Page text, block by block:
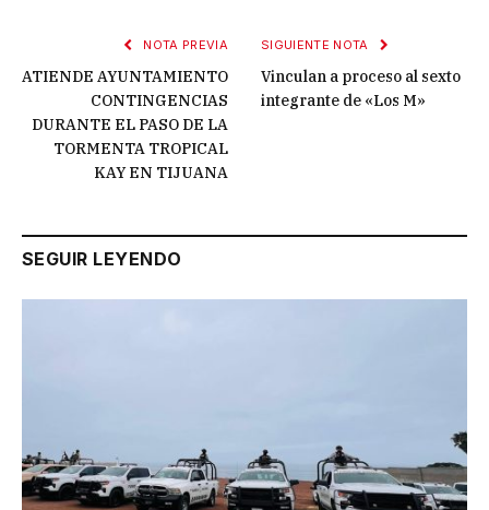
NOTA PREVIA
ATIENDE AYUNTAMIENTO
CONTINGENCIAS
DURANTE EL PASO DE LA
TORMENTA TROPICAL
KAY EN TIJUANA
SIGUIENTE NOTA
Vinculan a proceso al sexto
integrante de «Los M»
SEGUIR LEYENDO